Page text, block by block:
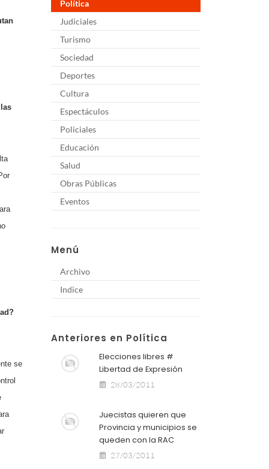
se
Política
Judiciales
Turismo
Sociedad
Deportes
Cultura
Espectáculos
Policiales
Educación
Salud
Obras Públicas
Eventos
Menú
Archivo
Indice
Anteriores en Política
Elecciones libres #
Libertad de Expresión
28/03/2011
Juecistas quieren que
Provincia y municipios se
queden con la RAC
27/03/2011